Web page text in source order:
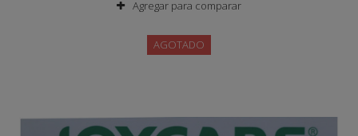
Agregar para comparar
AGOTADO